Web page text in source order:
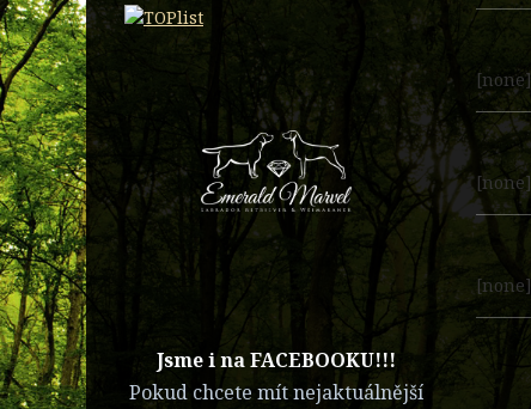
​Jsme i na FACEBOOKU!!!
Pokud chcete mít nejaktuálnější
[none]
[none]
[none]